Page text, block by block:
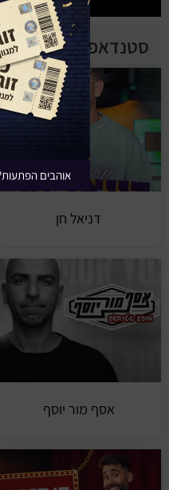
סטנדאפיסטים
דניאל חן
אסף מור יוסף
אוהבים